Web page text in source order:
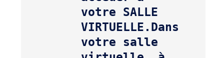
votre SALLE
VIRTUELLE. Dans
votre salle